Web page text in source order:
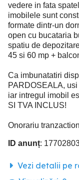
vedere in fata
imobilele sunt
formate dintr-un
open cu bucataria
spatiu de
45 si 60 mp +
Ca imbunatatiri
PARDOSEALA,
iar intregul imobil
SI TVA INCLUS!
Onorariu
ID anunț:
Vezi detalii pe